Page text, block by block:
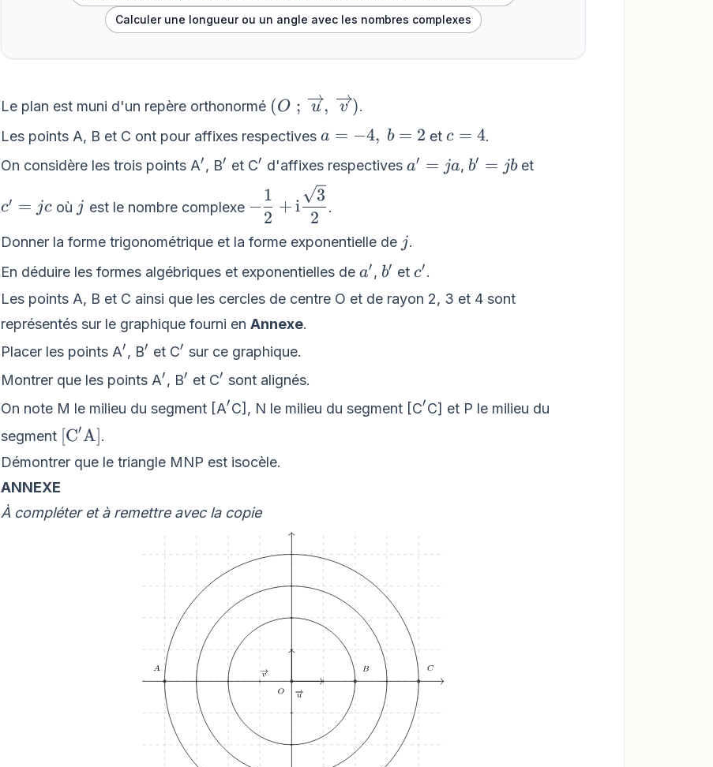
Calculer une longueur ou un angle avec les nombres complexes
Le plan est muni d'un repère orthonormé (O~;~\overrightarrow{u},~\overrightarrow{v})
(O ; u , v ).
Les points A, B et C ont pour affixes respectives a =
4,\:
b
= 2
a = −4, b = 2 et c
=
4
c = 4.
On considère les trois points A^{\prime}
′, B^{\prime}
′ et C^{\prime}
′ d'affixes respectives a^{\prime}=
a′ = ja, b^{\prime}=
b′ = jbet
c^{\prime}=
c′ = jc où j
j est le nombre complexe
- \dfrac{1}{2} +
\text{i}\dfrac{\sqrt{3}}
{2}
−
2
1
+ i
2
3
.
Donner la forme trigonométrique et la forme exponentielle de j
j.
En déduire les formes algébriques et exponentielles de a^{\prime}
a′, b^{\prime}
b′ et c^{\prime}
c′.
Les points A, B et C ainsi que les cercles de centre O et de rayon 2, 3 et 4 sont
représentés sur le graphique fourni en Annexe.
Placer les points A^{\prime}
′, B^{\prime}
′ et C^{\prime}
′ sur ce graphique.
Montrer que les points A^{\prime}
′, B^{\prime}
′ et C^{\prime}
′ sont alignés.
On note M le milieu du segment [A^{\prime}
′C], N le milieu du segment [C^{\prime}
′C] et P le milieu du
segment [\text{C}^{\prime}\text{A}]
[C′A].
Démontrer que le triangle MNP est isocèle.
ANNEXE
À compléter et à remettre avec la copie